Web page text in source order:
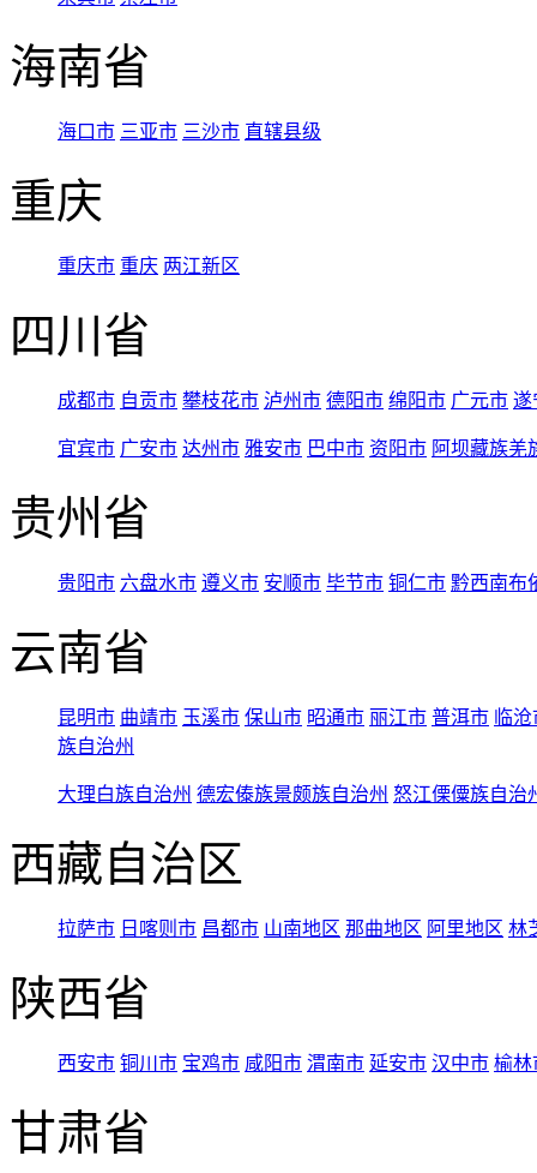
海南省
海口市 三亚市 三沙市 直辖县级
重庆
重庆市 重庆 两江新区
四川省
成都市 自贡市 攀枝花市 泸州市 德阳市 绵阳市 广元市 遂
宜宾市 广安市 达州市 雅安市 巴中市 资阳市 阿坝藏族羌
贵州省
贵阳市 六盘水市 遵义市 安顺市 毕节市 铜仁市 黔西南布
云南省
昆明市 曲靖市 玉溪市 保山市 昭通市 丽江市 普洱市 临
族自治州
大理白族自治州 德宏傣族景颇族自治州 怒江傈僳族自治
西藏自治区
拉萨市 日喀则市 昌都市 山南地区 那曲地区 阿里地区 林
陕西省
西安市 铜川市 宝鸡市 咸阳市 渭南市 延安市 汉中市 榆林
甘肃省